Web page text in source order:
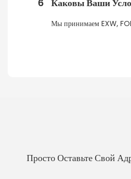
6 Каковы Ваши
Мы принимаем EXW,
Просто Оставьте Свой